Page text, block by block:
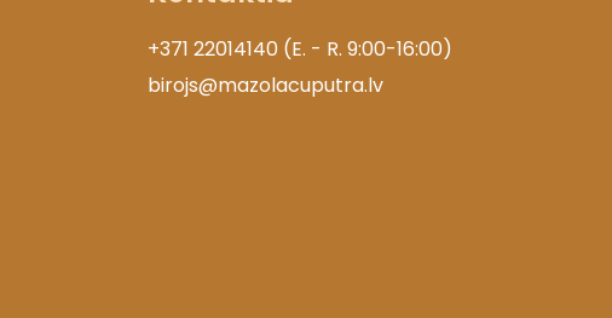
+371 22014140 (E. - R. 9:00-16:00)
birojs@mazolacuputra.lv